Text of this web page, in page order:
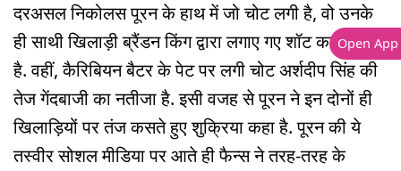
दरअसल निकोलस पूरन के हाथ में जो चोट लगी है, वो उनके
ही साथी खिलाड़ी ब्रैंडन किंग द्वारा लगाए गए शॉट का निशान
है. वहीं, कैरिबियन बैटर के पेट पर लगी चोट अर्शदीप सिंह की
तेज गेंदबाजी का नतीजा है. इसी वजह से पूरन ने इन दोनों ही
खिलाड़ियों पर तंज कसते हुए शुक्रिया कहा है. पूरन की ये
तस्वीर सोशल मीडिया पर आते ही फैन्स ने तरह-तरह के
Open App